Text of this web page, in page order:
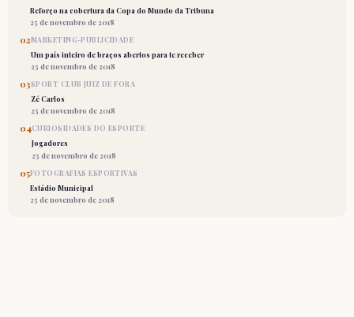
Reforço na cobertura da Copa do Mundo da Tribuna
25 de novembro de 2018
02MARKETING-PUBLICIDADE
Um país inteiro de braços abertos para te receber
25 de novembro de 2018
03SPORT CLUB JUIZ DE FORA
Zé Carlos
25 de novembro de 2018
04CURIOSIDADES DO ESPORTE
Jogadores
25 de novembro de 2018
05FOTOGRAFIAS ESPORTIVAS
Estádio Municipal
25 de novembro de 2018